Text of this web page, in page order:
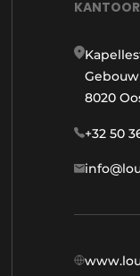
Gebouw
8020
+32 50